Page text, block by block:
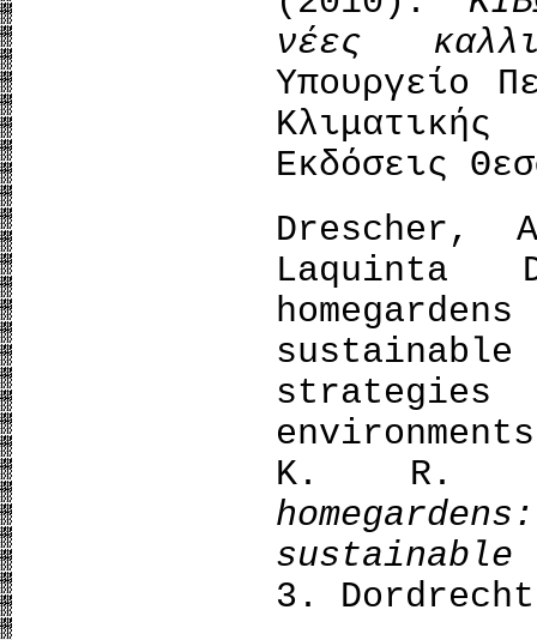
νέες
Υπουργείο
Εκδόσεις
Drescher,
K. R.
3.